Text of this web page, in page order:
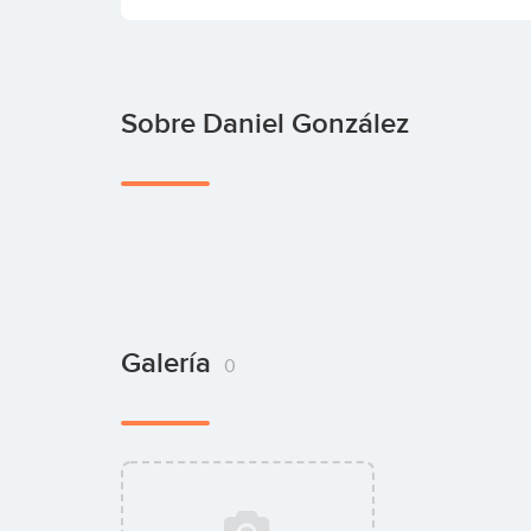
Sobre Daniel González
Galería 0